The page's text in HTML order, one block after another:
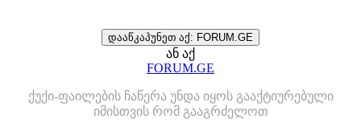
დააწკაპუნეთ აქ: FORUM.GE
ან აქ
FORUM.GE
ქუქი-ფაილების ჩაწერა უნდა იყოს გააქტიურებული
იმისთვის რომ გააგრძელოთ